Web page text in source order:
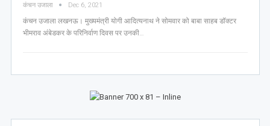
कंचन उजाला Dec 6, 2021
कंचन उजाला लखनऊ। मुख्यमंत्री योगी आदित्यनाथ ने सोमवार को बाबा साहब डॉक्टर
भीमराव अंबेडकर के परिनिर्वाण दिवस पर उनकी…